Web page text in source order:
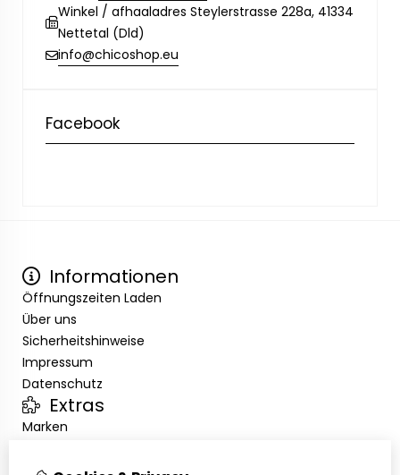
Winkel / afhaaladres Steylerstrasse 228a, 41334
Nettetal (Dld)
info@chicoshop.eu
Facebook
Informationen
Öffnungszeiten Laden
Über uns
Sicherheitshinweise
Impressum
Datenschutz
Extras
Marken
Kundenservice